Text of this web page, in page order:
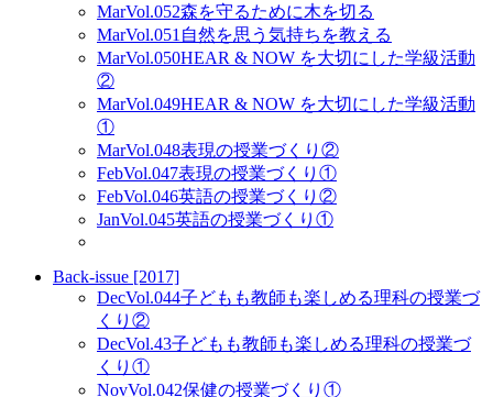
MarVol.052森を守るために木を切る
MarVol.051 自然を思う気持ちを教える
MarVol.050HEAR & NOW を大切にした学級活動
②
MarVol.049HEAR & NOW を大切にした学級活動
①
MarVol.048表現の授業づくり②
FebVol.047表現の授業づくり①
FebVol.046英語の授業づくり②
JanVol.045英語の授業づくり①
Back-issue [2017]
DecVol.044子どもも教師も楽しめる理科の授業づ
くり②
DecVol.43子どもも教師も楽しめる理科の授業づ
くり①
NovVol.042保健の授業づくり①